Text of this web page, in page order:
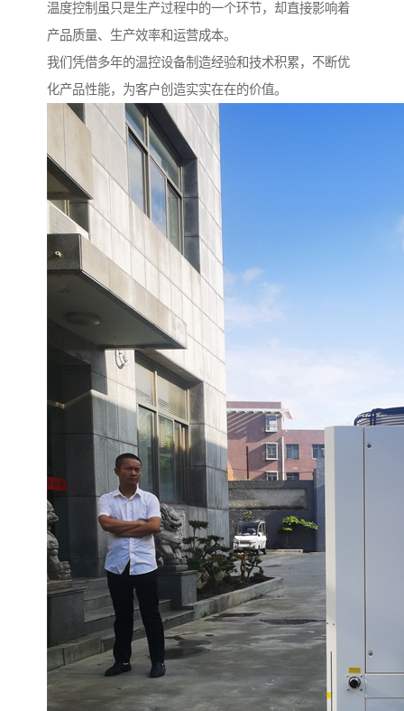
温度控制虽只是生产过程中的一个环节，却直接影响着
产品质量、生产效率和运营成本。
我们凭借多年的温控设备制造经验和技术积累，不断优
化产品性能，为客户创造实实在在的价值。